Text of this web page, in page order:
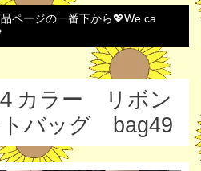
ページの一番下から💖We ca
カラー リボン
トバッグ bag49